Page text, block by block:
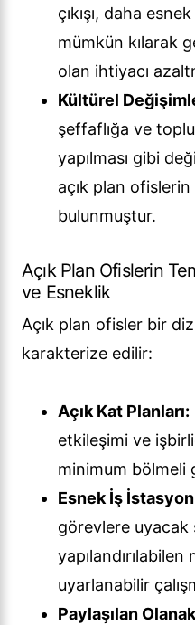
çıkışı, daha
mümkün kılarak
olan ihtiyacı
Kültürel
şeffaflığa ve
yapılması gibi
açık plan
bulunmuştur.
Açık Plan Ofislerin
ve Esneklik
Açık plan ofisler bir
karakterize edilir:
Açık Kat Planları:
etkileşimi ve
minimum bölmeli
Esnek İş
görevlere uyacak
uyarlanabilir
Paylaşılan